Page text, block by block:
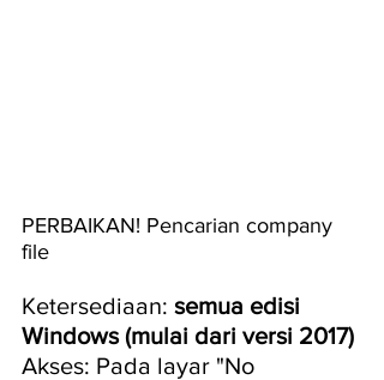
PERBAIKAN! Pencarian company
file
Ketersediaan: semua edisi
Windows (mulai dari versi 2017)
Akses: Pada layar "No